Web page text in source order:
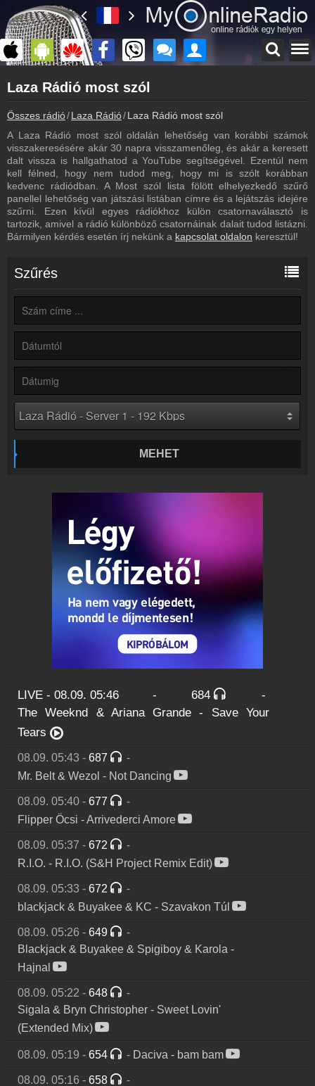
myonlineradio.hu
Laza Rádió
Vissza a Laza Rádió oldalára
Bejelentkezés
Hozz létre saját fiókot!
Műsorújság
Laza Rádió műsorai
Rádiós statisztika
Hallgatottsági adatok
Írj nekünk!
Partnerek
Rádiós partnerek
Rádió beágyazás
Ágyazd be weboldaladba
Online rádió készítés
Készítés lépésről lépésre
Laza Rádió most szól
Összes rádió Laza Rádió Laza Rádió most szól
A Laza Rádió most szól oldalán lehetőség van korábbi számok
visszakeresésére akár 30 napra visszamenőleg, és akár a keresett
dalt vissza is hallgathatod a YouTube segítségével. Ezentúl nem
kell félned, hogy nem tudod meg, hogy mi is szólt korábban
kedvenc rádiódban. A Most szól lista fölött elhelyezkedő szűrő
panellel lehetőség van játszási listában címre és a lejátszás idejére
szűrni. Ezen kívül egyes rádiókhoz külön csatornaválasztó is
tartozik, amivel a rádió különböző csatornáinak dalait tudod listázni.
Bármilyen kérdés esetén írj nekünk a kapcsolat oldalon keresztül!
Szűrés
MEHET
LIVE - 08.09. 05:46 - 684
-
The Weeknd & Ariana Grande - Save Your
Tears
08.09. 05:43 - 687
-
Mr. Belt & Wezol - Not Dancing
08.09. 05:40 - 677
-
Flipper Öcsi -Arrivederci Amore
08.09. 05:37 - 672
-
R.I.O. - R.I.O. (S&H Project Remix Edit)
08.09. 05:33 - 672
-
blackjack & Buyakee & KC - Szavakon Túl
08.09. 05:26 - 649
-
Blackjack & Buyakee & Spigiboy & Karola -
Hajnal
08.09. 05:22 - 648
-
Sigala & Bryn Christopher - Sweet Lovin'
(Extended Mix)
08.09. 05:19 - 654 - Daciva - bam bam
08.09. 05:16 - 658
-